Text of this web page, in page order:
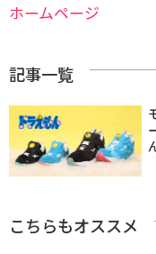
ホームページ
記事一覧
こちらもオススメ